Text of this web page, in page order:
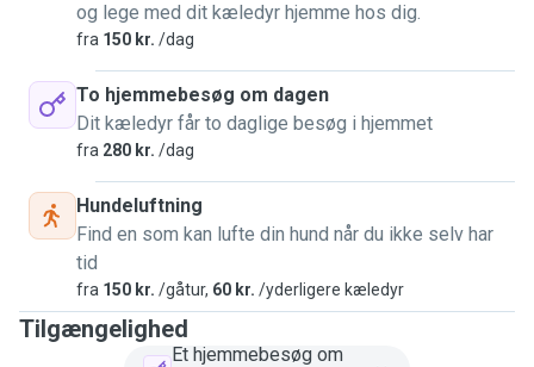
og lege med dit kæledyr hjemme hos dig.
fra 150 kr. /dag
To hjemmebesøg om dagen
Dit kæledyr får to daglige besøg i hjemmet
fra 280 kr. /dag
Hundeluftning
Find en som kan lufte din hund når du ikke selv har
tid
fra 150 kr. /gåtur, 60 kr. /yderligere kæledyr
Tilgængelighed
Et hjemmebesøg om